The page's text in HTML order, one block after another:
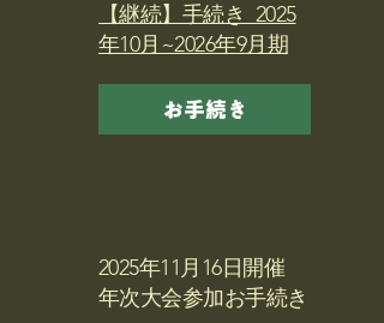
【継続】手続き_2025
年10月~2026年9月期
お手続き
2025年11月16日開催
年次大会参加お手続き